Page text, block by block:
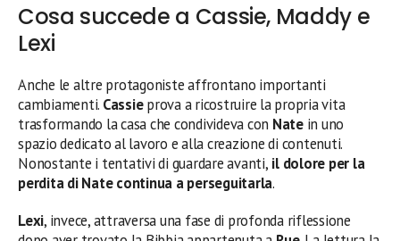
Cosa succede a Cassie, Maddy e
Lexi
Anche le altre protagoniste affrontano importanti
cambiamenti. Cassieprova a ricostruire la propria vita
trasformando la casa che condivideva con Natein uno
spazio dedicato al lavoro e alla creazione di contenuti.
Nonostante i tentativi di guardare avanti, il dolore per la
perdita di Nate continua a perseguitarla.
Lexi, invece, attraversa una fase di profonda riflessione